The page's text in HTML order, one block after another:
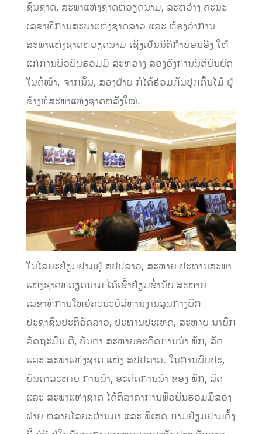
ຊົນຊາດ, ສະພາແຫ່ງຊາດຫວຽດນາມ, ລະຫວ່າງ ຄະນະ
ເລຂາທິການສະພາແຫ່ງຊາດລາວ ແລະ ຫ້ອງວ່າການ
ສະພາແຫ່ງຊາດຫວຽດນາມ ເຊິ່ງເປັນນິຕິກໍາບ່ອນອີງ ໃຫ້
ແກ່ການພົວພັນຮ່ວມມື ລະຫວ່າງ ສອງອົງການນິຕິບັນຍັດ
ໃນຕໍ່ໜ້າ. ຈາກນັ້ນ, ສອງຝ່າຍ ກໍໄດ້ຮ່ວມກັນປູກຕົ້ນໄມ້ ຢູ່
ຂ້າງຫໍສະພາແຫ່ງຊາດຫລັງໃໝ່.
ໃນໄລຍະຢ້ຽມຢາມຢູ່ ສປປລາວ, ສະຫາຍ ປະທານສະພາ
ແຫ່ງຊາດຫວຽດນາມ ໄດ້ເຂົ້າຢ້ຽມຂໍ່ານັບ ສະຫາຍ
ເລຂາທິການໃຫຍ່ຄະນະບໍລິຫານງານສູນກາງພັກ
ປະຊາຊົນປະຕິວັດລາວ, ປະທານປະເທດ, ສະຫາຍ ນາຍົກ
ລັດຖະມົນ ຕີ, ບັນດາ ສະຫາຍອະດີດການນໍາ ພັກ, ລັດ
ແລະ ສະພາແຫ່ງຊາດ ແຫ່ງ ສປປລາວ. ໃນການພົບປະ,
ບັນດາສະຫາຍ ການນໍາ, ອະດີດການນໍາ ຂອງ ພັກ, ລັດ
ແລະ ສະພາແຫ່ງຊາດ ໄດ້ຕີລາຄາການພົວພັນຮ່ວມມືສອງ
ຝ່າຍ ຫລາຍໄລຍະຜ່ານມາ ແລະ ພິເສດ ກາມຢ້ຽມຢາມຄັ້ງ